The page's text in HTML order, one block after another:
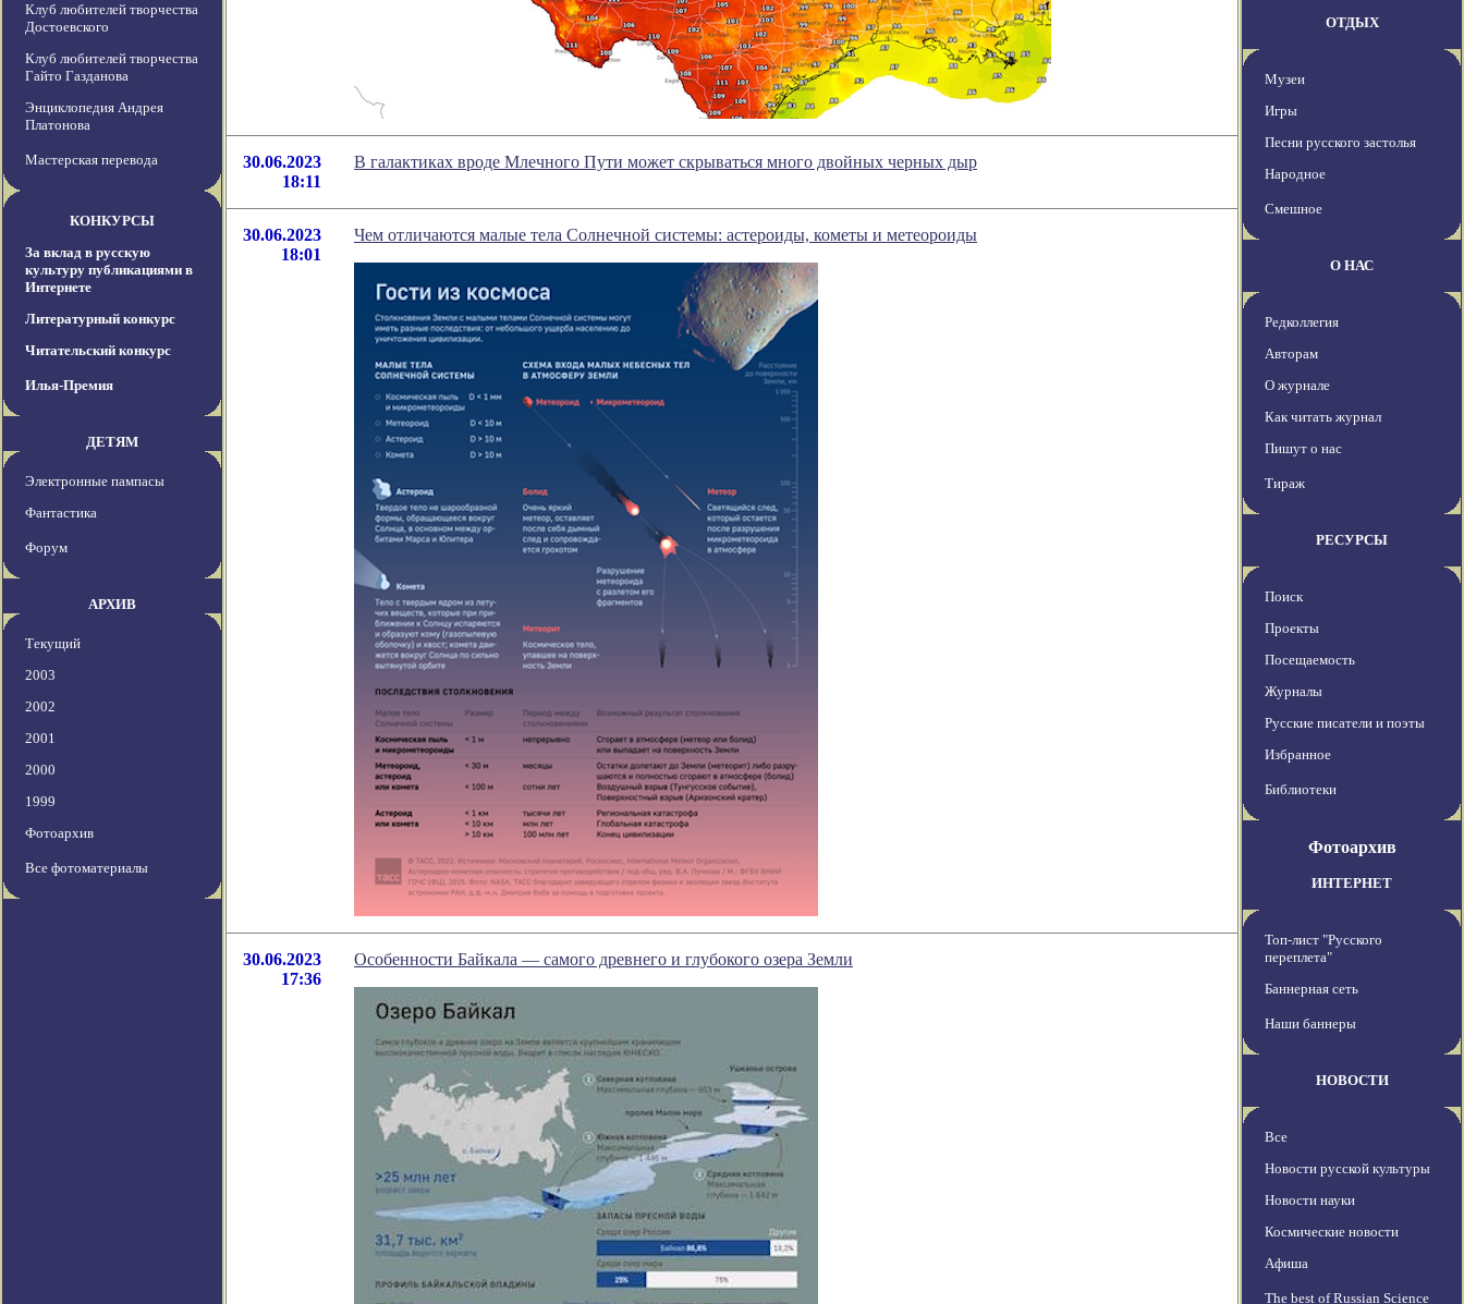
Клуб любителей творчества
Достоевского
Клуб любителей творчества
Гайто Газданова
Энциклопедия Андрея
Платонова
Мастерская перевода
КОНКУРСЫ
За вклад в русскую
культуру публикациями в
Интернете
Литературный конкурс
Читательский конкурс
Илья-Премия
ДЕТЯМ
Электронные пампасы
Фантастика
Форум
АРХИВ
Текущий
2003
2002
2001
2000
1999
Фотоархив
Все фотоматериалы
30.06.2023
18:11
В галактиках вроде Млечного Пути может скрываться много двойных черных дыр
30.06.2023
18:01
Чем отличаются малые тела Солнечной системы: астероиды, кометы и метеороиды
30.06.2023
17:36
Особенности Байкала — самого древнего и глубокого озера Земли
ОТДЫХ
Музеи
Игры
Песни русского застолья
Народное
Смешное
О НАС
Редколлегия
Авторам
О журнале
Как читать журнал
Пишут о нас
Тираж
РЕСУРСЫ
Поиск
Проекты
Посещаемость
Журналы
Русские писатели и поэты
Избранное
Библиотеки
Фотоархив
ИНТЕРНЕТ
Топ-лист "Русского
переплета"
Баннерная сеть
Наши баннеры
НОВОСТИ
Все
Новости русской культуры
Новости науки
Космические новости
Афиша
The best of Russian Science